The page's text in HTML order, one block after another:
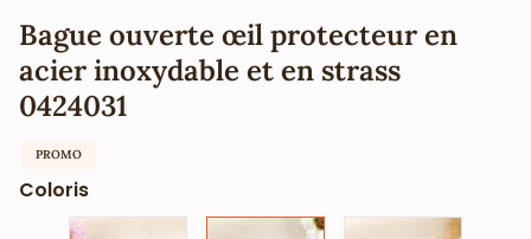
Bague ouverte œil protecteur en
acier inoxydable et en strass
0424031
PROMO
Coloris